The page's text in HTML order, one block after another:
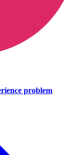
problem